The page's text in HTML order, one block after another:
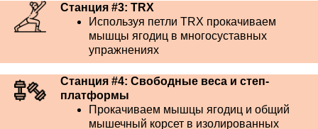
Станция #3: TRX
Используя петли TRX прокачиваем
мышцы ягодиц в многосуставных
упражнениях
Станция #4: Свободные веса и степ-
платформы
Прокачиваем мышцы ягодиц и общий
мышечный корсет в изолированных